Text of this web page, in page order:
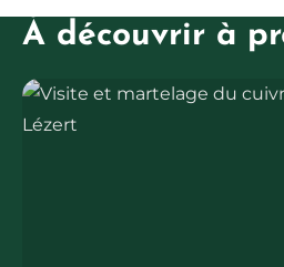
À découvrir à
Visite et martelage du cuivre